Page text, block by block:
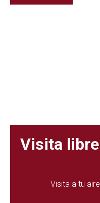
Visita libre
Visita a tu aire